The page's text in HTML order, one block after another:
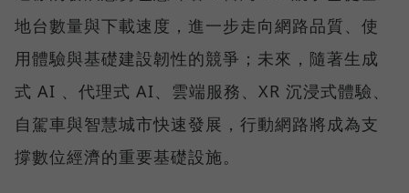
地台數量與下載速度，進一步走向網路品質、使
用體驗與基礎建設韌性的競爭；未來，隨著生成
式 AI 、代理式 AI、雲端服務、XR 沉浸式體驗、
自駕車與智慧城市快速發展，行動網路將成為支
撐數位經濟的重要基礎設施。